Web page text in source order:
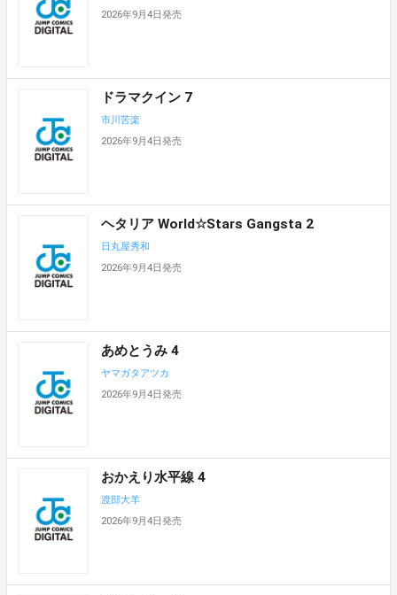
2026年9月4日発売
ドラマクイン 7
市川苦楽
2026年9月4日発売
ヘタリア World☆Stars Gangsta 2
日丸屋秀和
2026年9月4日発売
あめとうみ 4
ヤマガタアツカ
2026年9月4日発売
おかえり水平線 4
渡部大羊
2026年9月4日発売